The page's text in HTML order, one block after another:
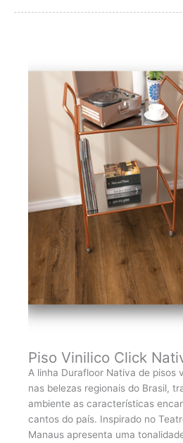
Piso Vinilico Click
A linha Durafloor Nativa de pisos
nas belezas regionais do Brasil,
ambiente as características
cantos do país. Inspirado no
Manaus apresenta uma